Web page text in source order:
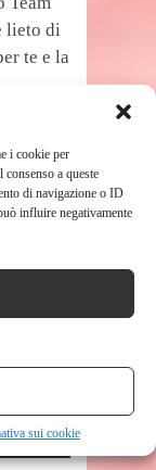
i cookie per
a queste
di navigazione o ID
influire negativamente
sui cookie
lieto di
te e la